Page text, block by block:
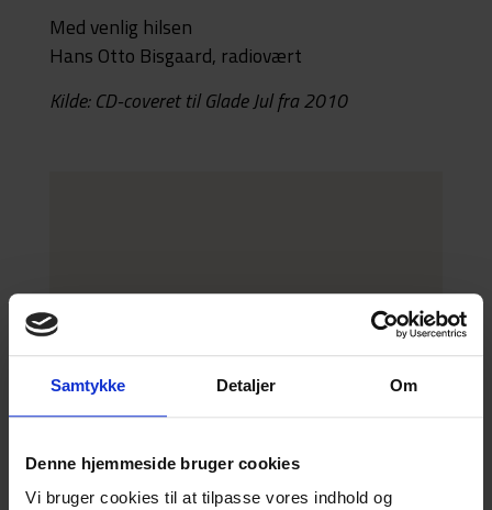
Samtykke Detaljer Om
Denne hjemmeside bruger cookies
Vi bruger cookies til at tilpasse vores indhold og
Med venlig hilsen
Hans Otto Bisgaard, radiovært
Kilde: CD-coveret til Glade Jul fra 2010
Julen er at lukke ind
- ikke at lukke ude